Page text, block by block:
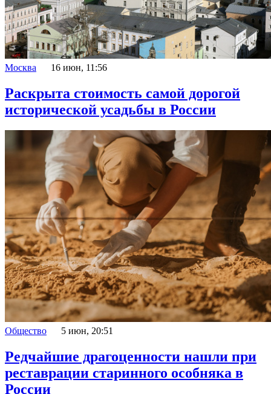
Москва 16 июн, 11:56
Раскрыта стоимость самой дорогой
исторической усадьбы в России
Общество 5 июн, 20:51
Редчайшие драгоценности нашли при
реставрации старинного особняка в
России